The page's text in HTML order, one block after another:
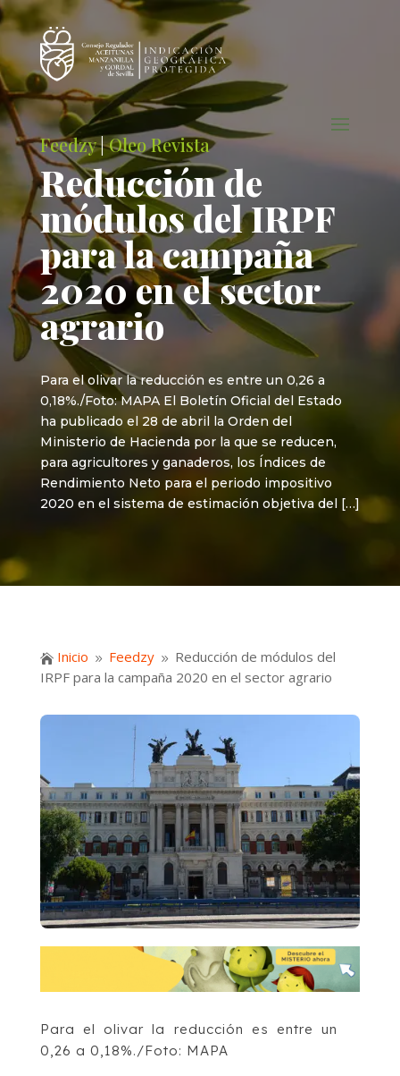
Feedzy|Oleo Revista
Reducción de
módulos del IRPF
para la campaña
2020 en el sector
agrario
Para el olivar la reducción es entre un 0,26 a
0,18%./Foto: MAPA El Boletín Oficial del Estado
ha publicado el 28 de abril la Orden del
Ministerio de Hacienda por la que se reducen,
para agricultores y ganaderos, los Índices de
Rendimiento Neto para el periodo impositivo
2020 en el sistema de estimación objetiva del […]
 Inicio 9 Feedzy 9 Reducción de módulos del
IRPF para la campaña 2020 en el sector agrario
Para el olivar la reducción es entre un
0,26 a 0,18%./Foto: MAPA